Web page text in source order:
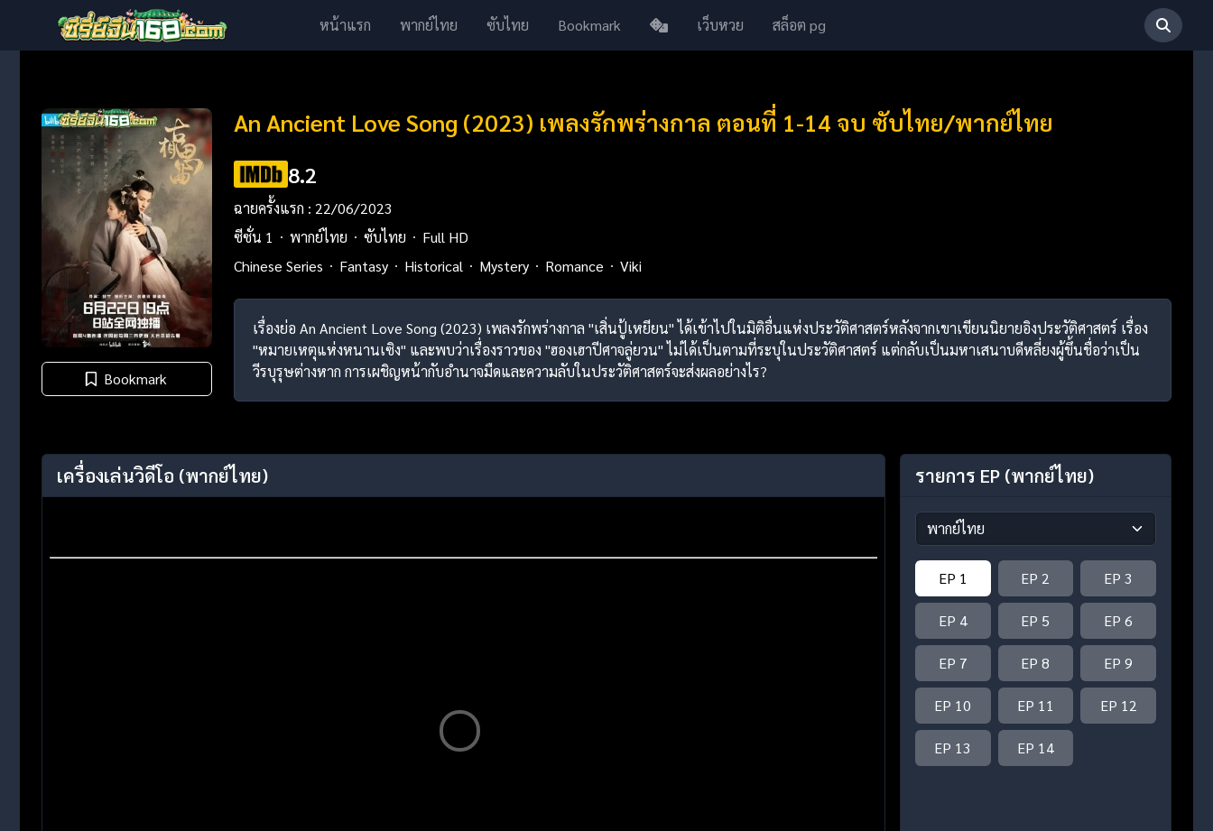
หน้าแรก พากย์ไทย ซับไทย Bookmark เว็บหวย สล็อต pg
Bookmark
An Ancient Love Song (2023) เพลงรักพร่างกาล ตอนที่ 1-14 จบ ซับไทย/พากย์ไทย
8.2
ฉายครั้งแรก : 22/06/2023
ซีซั่น 1
พากย์ไทย ซับไทย
Full HD
Chinese Series
Fantasy Historical Mystery Romance Viki
เรื่องย่อ An Ancient Love Song (2023) เพลงรักพร่างกาล "เสิ่นปู้เหยียน" ได้เข้าไปในมิติอื่นแห่งประวัติศาสตร์หลังจากเขาเขียนนิยายอิงประวัติศาสตร์ เรื่อง
"หมายเหตุแห่งหนานเซิง" และพบว่าเรื่องราวของ "ฮองเฮาปีศาจลู่ยวน" ไม่ได้เป็นตามที่ระบุในประวัติศาสตร์ แต่กลับเป็นมหาเสนาบดีหลี่ยงผู้ขึ้นชื่อว่าเป็น
วีรบุรุษต่างหาก การเผชิญหน้ากับอำนาจมืดและความลับในประวัติศาสตร์จะส่งผลอย่างไร?
เครื่องเล่นวิดีโอ (พากย์ไทย) รายการ EP (พากย์ไทย)
EP 1 EP 2 EP 3
EP 4 EP 5 EP 6
EP 7 EP 8 EP 9
EP 10 EP 11 EP 12
EP 13 EP 14